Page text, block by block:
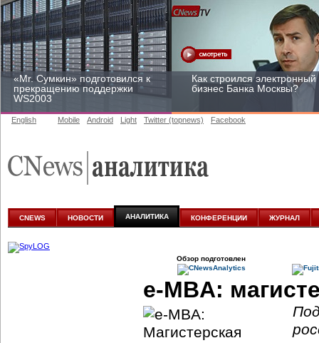
«Mr. Сумкин» подготовился к
прекращению поддержки
WS2003
Как строился электронный
бизнес Банка Москвы?
к аналитике
участвовать
English Mobile Android Light Twitter (topnews) Facebook
CNEWS НОВОСТИ АНАЛИТИКА КОНФЕРЕНЦИИ ЖУРНАЛ
Обзор подготовлен
e-MBA: